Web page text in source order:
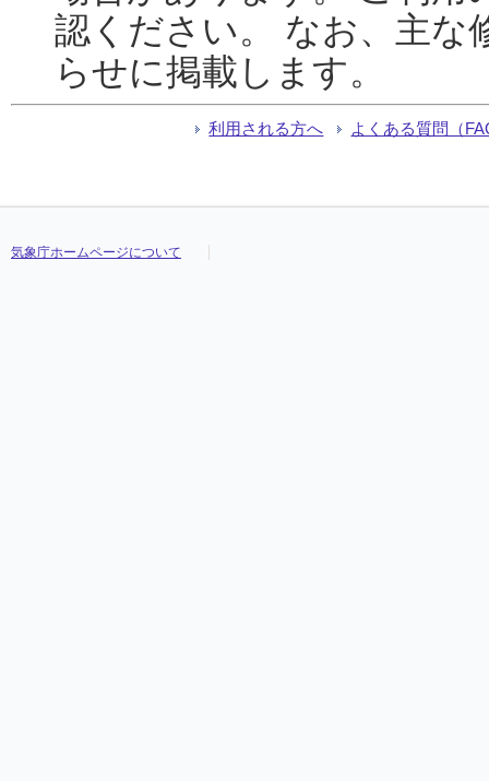
認ください。 なお、主な
らせに掲載します。
利用される方へ よくある質問（
気象庁ホームページについて